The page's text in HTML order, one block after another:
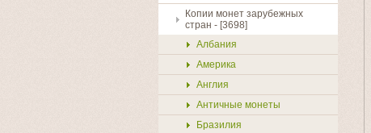
Копии монет зарубежных
стран - [3698]
Албания
Америка
Англия
Античные монеты
Бразилия